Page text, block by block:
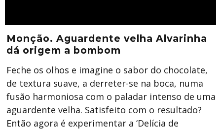
Monção. Aguardente velha Alvarinha
dá origem a bombom
Feche os olhos e imagine o sabor do chocolate,
de textura suave, a derreter-se na boca, numa
fusão harmoniosa com o paladar intenso de uma
aguardente velha. Satisfeito com o resultado?
Então agora é experimentar a ‘Delícia de